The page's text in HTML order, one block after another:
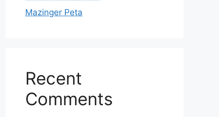
Mazinger Peta
Recent
Comments